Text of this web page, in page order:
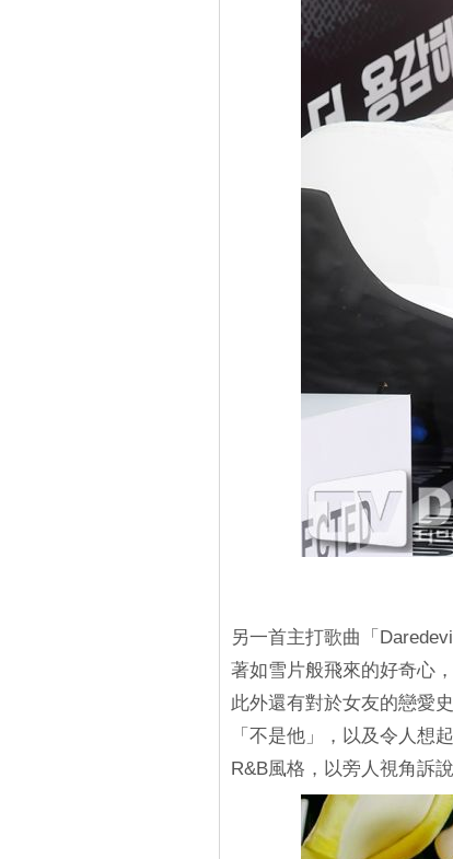
另一首主打歌曲「
著如雪片般飛來的好奇心
此外還有對於女友的戀愛
「不是他」，以及令人想
R&B風格，以旁人視角訴